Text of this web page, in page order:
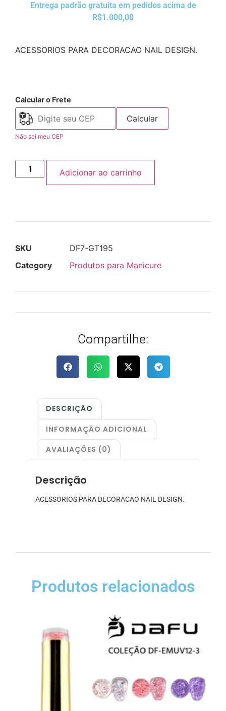
Entrega padrão gratuita em pedidos acima de
R$1.000,00
ACESSORIOS PARA DECORACAO NAIL DESIGN.
Calcular o Frete
Calcular
Não sei meu CEP
Adicionar ao carrinho
SKU
DF7-GT195
Category
Produtos para Manicure
Compartilhe:
DESCRIÇÃO
INFORMAÇÃO ADICIONAL
AVALIAÇÕES (0)
Descrição
ACESSORIOS PARA DECORACAO NAIL DESIGN.
Produtos relacionados